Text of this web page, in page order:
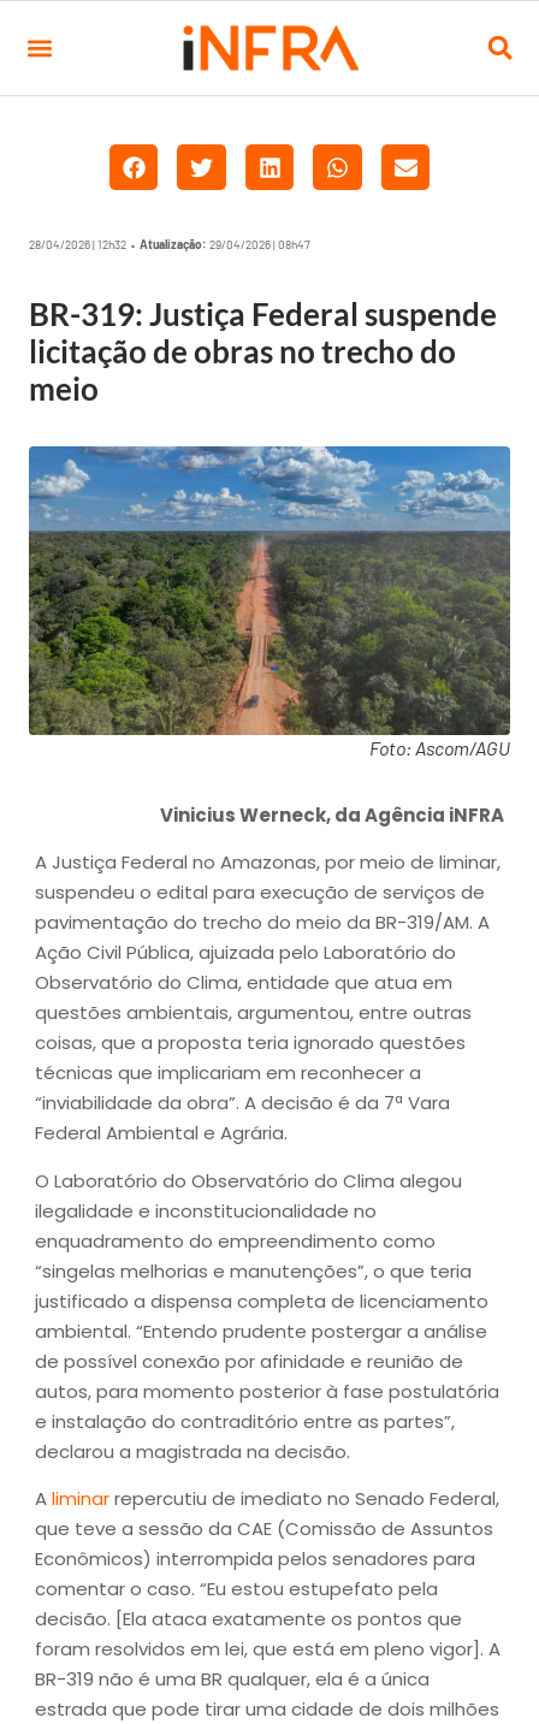
28/04/2026 | 12h32 • Atualização: 29/04/2026 | 08h47
BR-319: Justiça Federal suspende
licitação de obras no trecho do
meio
Foto: Ascom/AGU
Vinicius Werneck, da Agência iNFRA
A Justiça Federal no Amazonas, por meio de liminar,
suspendeu o edital para execução de serviços de
pavimentação do trecho do meio da BR-319/AM. A
Ação Civil Pública, ajuizada pelo Laboratório do
Observatório do Clima, entidade que atua em
questões ambientais, argumentou, entre outras
coisas, que a proposta teria ignorado questões
técnicas que implicariam em reconhecer a
“inviabilidade da obra”. A decisão é da 7ª Vara
Federal Ambiental e Agrária.
O Laboratório do Observatório do Clima alegou
ilegalidade e inconstitucionalidade no
enquadramento do empreendimento como
“singelas melhorias e manutenções”, o que teria
justificado a dispensa completa de licenciamento
ambiental. “Entendo prudente postergar a análise
de possível conexão por afinidade e reunião de
autos, para momento posterior à fase postulatória
e instalação do contraditório entre as partes”,
declarou a magistrada na decisão.
Aliminarrepercutiu de imediato no Senado Federal,
que teve a sessão da CAE (Comissão de Assuntos
Econômicos) interrompida pelos senadores para
comentar o caso. “Eu estou estupefato pela
decisão. [Ela ataca exatamente os pontos que
foram resolvidos em lei, que está em pleno vigor]. A
BR-319 não é uma BR qualquer, ela é a única
estrada que pode tirar uma cidade de dois milhões